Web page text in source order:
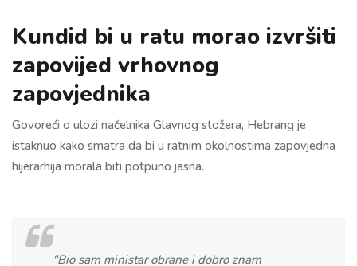
Kundid bi u ratu morao izvršiti
zapovijed vrhovnog
zapovjednika
Govoreći o ulozi načelnika Glavnog stožera, Hebrang je
istaknuo kako smatra da bi u ratnim okolnostima zapovjedna
hijerarhija morala biti potpuno jasna.
"Bio sam ministar obrane i dobro znam